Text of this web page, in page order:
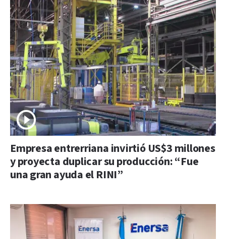
Empresa entrerriana invirtió US$3 millones
y proyecta duplicar su producción: “Fue
una gran ayuda el RINI”